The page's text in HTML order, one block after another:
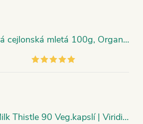
Skořice Bio, pravá cejlonská mletá 100g, Organic India
Ostropestřec - Milk Thistle 90 Veg.kapslí | Viridian